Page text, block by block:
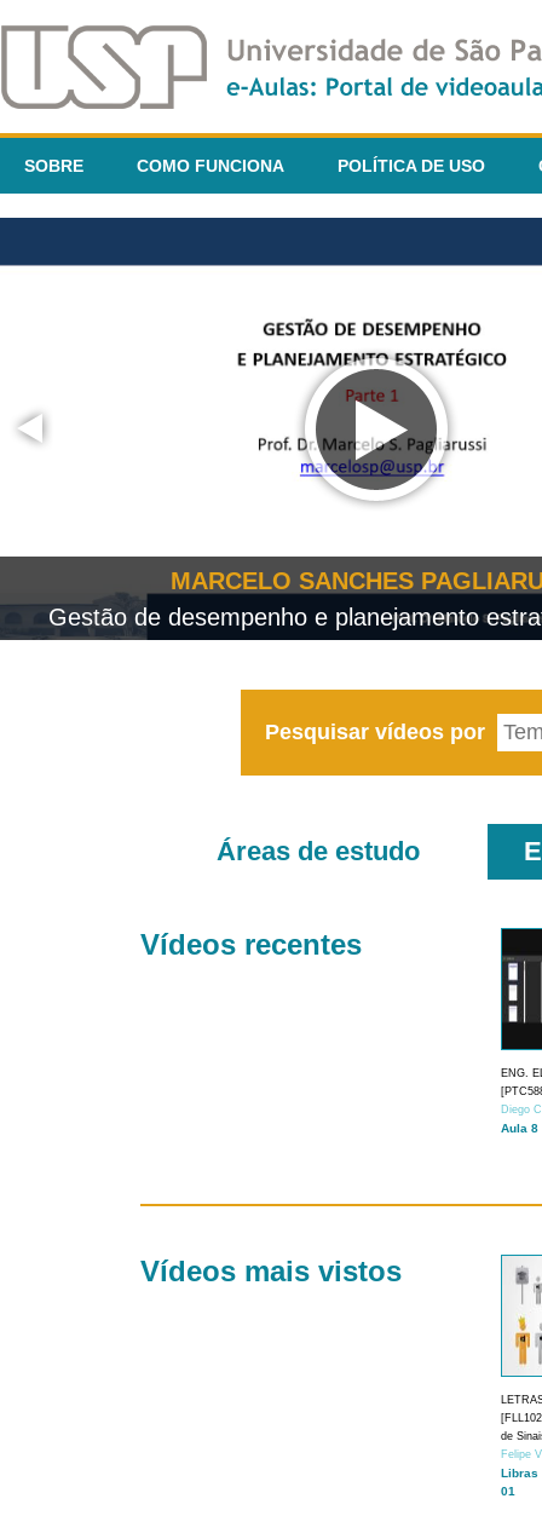
SOBRE COMO FUNCIONA POLÍTICA DE USO
MARCELO SANCHES
Gestão de desempenho e planejamento
Pesquisar vídeos por
Áreas de estudo
Vídeos recentes
ENG.
Diego
Aula 8
Vídeos mais vistos
de
Felipe
Libras
01